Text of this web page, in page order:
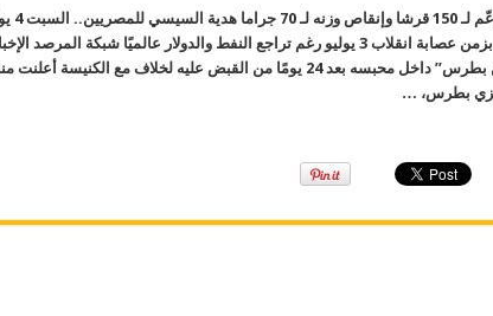
موجات الغلاء تتواصل بزمن عصابة انقلاب 3 يوليو رغم تراجع النفط والدولار عالميًا شبكة
المصري *مقتل “أيمن بطرس” داخل محبسه بعد 24 يومًا من القبض عليه لخلاف مع
بطرس، …